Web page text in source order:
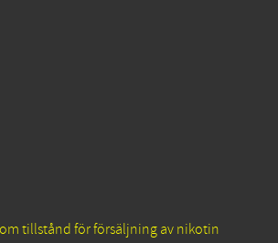
tillstånd för försäljning av nikotin